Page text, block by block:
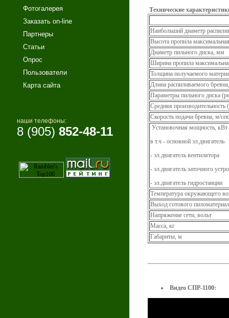
Фотогалерея
Заказать on-line
Партнеры
Статьи
Опрос
Пользователи
Карта сайта
наши телефоны:
8 (905) 852-48-11
Технические
Наибольший диаметр
Высота пропила
Диаметр пильного диска, мм
Ширина пропила
Толщина получаемого
Длина распиливаемого
Параметры пильного диска
Средняя
Скорость подачи бревна, м/сек
Установочная мощность, кВт
в т.ч - основной эл.двигатель
- эл.двигатель вентилятора
- эл.двигатель заточного
- эл.двигатель гидростанции
Температура окружающего
Выход готового
Напряжение сети, вольт
Масса, кг
Габариты, м
Видео СПР-1100: